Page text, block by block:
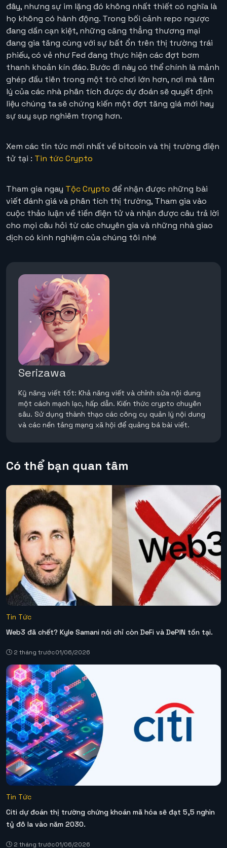
đây, nhưng sự im lặng đó không nhất thiết có nghĩa là
họ không có hành động. Trong bối cảnh repo ngược
đang dần cạn kiệt, những căng thẳng thương mại
đang gia tăng cùng với sự bất ổn trên thị trường trái
phiếu, có vẻ như Fed đang thực hiện các đợt bơm
thanh khoản kín đáo. Bước đi này có thể chính là mảnh
ghép đầu tiên trong một trò chơi lớn hơn, nơi mà tâm
lý của các nhà phân tích được dự đoán sẽ quyết định
liệu chúng ta sẽ chứng kiến một đợt tăng giá mới hay
sự suy sụp nghiêm trọng hơn.
Xem các tin tức mới nhất về bitcoin và thị trường điện
tử tại : Tin tức Crypto
Tham gia ngay Tộc Crypto để nhận được những bài
viết đánh giá và phân tích thị trường, Tham gia vào
cuộc thảo luận về tiền điện tử và nhận được câu trả lời
cho mọi câu hỏi từ các chuyên gia và những nhà giao
dịch có kinh nghiệm của chúng tôi nhé
Serizawa
Kỹ năng viết tốt: Khả năng viết và chỉnh sửa nội dung
một cách mạch lạc, hấp dẫn. Kiến thức crypto chuyên
sâu. Sử dụng thành thạo các công cụ quản lý nội dung
và các nền tảng mạng xã hội để quảng bá bài viết.
Có thể bạn quan tâm
Tin Tức
Web3 đã chết? Kyle Samani nói chỉ còn DeFi và DePIN tồn tại.
2 tháng trước01/06/2026
Tin Tức
Citi dự đoán thị trường chứng khoán mã hóa sẽ đạt 5,5 nghìn
tỷ đô la vào năm 2030.
2 tháng trước01/06/2026